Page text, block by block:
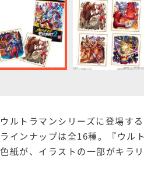
ウルトラマンシリーズに登場す
ラインナップは全16種。『ウル
色紙が、イラストの一部がキラ